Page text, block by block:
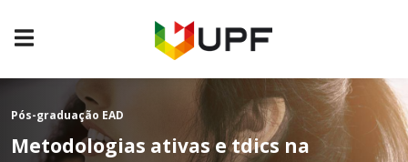
Pós-graduação EAD
Metodologias ativas e tdics na